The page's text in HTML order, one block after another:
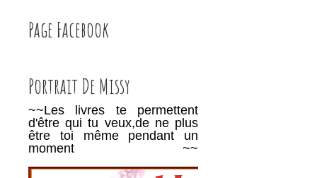
Page Facebook
Portrait De Missy
~~Les livres te permettent
d'être qui tu veux,de ne plus
être toi même pendant un
moment ~~